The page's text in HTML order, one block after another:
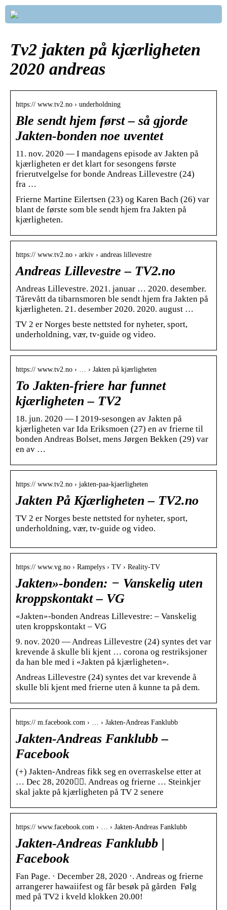
Tv2 jakten på kjærligheten
2020 andreas
https:// www.tv2.no › underholdning
Ble sendt hjem først – så gjorde
Jakten-bonden noe uventet
11. nov. 2020 — I mandagens episode av Jakten på
kjærligheten er det klart for sesongens første
frierutvelgelse for bonde Andreas Lillevestre (24)
fra …
Frierne Martine Eilertsen (23) og Karen Bach (26) var
blant de første som ble sendt hjem fra Jakten på
kjærligheten.
https:// www.tv2.no › arkiv › andreas lillevestre
Andreas Lillevestre – TV2.no
Andreas Lillevestre. 2021. januar … 2020. desember.
Tårevått da tibarnsmoren ble sendt hjem fra Jakten på
kjærligheten. 21. desember 2020. 2020. august …
TV 2 er Norges beste nettsted for nyheter, sport,
underholdning, vær, tv-guide og video.
https:// www.tv2.no › … › Jakten på kjærligheten
To Jakten-friere har funnet
kjærligheten – TV2
18. jun. 2020 — I 2019-sesongen av Jakten på
kjærligheten var Ida Eriksmoen (27) en av frierne til
bonden Andreas Bolset, mens Jørgen Bekken (29) var
en av …
https:// www.tv2.no › jakten-paa-kjaerligheten
Jakten På Kjærligheten – TV2.no
TV 2 er Norges beste nettsted for nyheter, sport,
underholdning, vær, tv-guide og video.
https:// www.vg.no › Rampelys › TV › Reality-TV
Jakten»-bonden: − Vanskelig uten
kroppskontakt – VG
«Jakten»-bonden Andreas Lillevestre: – Vanskelig
uten kroppskontakt – VG
9. nov. 2020 — Andreas Lillevestre (24) syntes det var
krevende å skulle bli kjent … corona og restriksjoner
da han ble med i «Jakten på kjærligheten».
Andreas Lillevestre (24) syntes det var krevende å
skulle bli kjent med frierne uten å kunne ta på dem.
https:// m.facebook.com › … › Jakten-Andreas Fanklubb
Jakten-Andreas Fanklubb –
Facebook
(+) Jakten-Andreas fikk seg en overraskelse etter at
… Dec 28, 2020󰞋󰟠. Andreas og frierne … Steinkjer
skal jakte på kjærligheten på TV 2 senere
https:// www.facebook.com › … › Jakten-Andreas Fanklubb
Jakten-Andreas Fanklubb |
Facebook
Fan Page. · December 28, 2020 ·. Andreas og frierne
arrangerer hawaiifest og får besøk på gården ‍ Følg
med på TV2 i kveld klokken 20.00!